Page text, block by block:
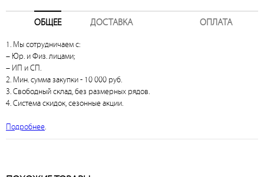
ОБЩЕЕ ДОСТАВКА ОПЛАТА
1. Мы сотрудничаем с:
– Юр. и Физ. лицами;
– ИП и СП.
2. Мин. сумма закупки - 10 000 руб.
3. Свободный склад, без размерных рядов.
4. Система скидок, сезонные акции.
Подробнее.